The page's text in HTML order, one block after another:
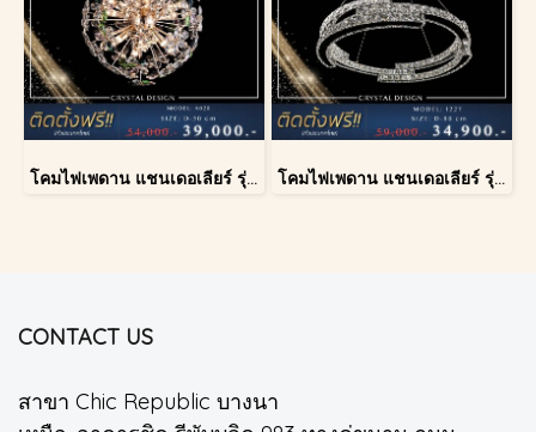
โคมไฟเพดาน แชนเดอเลียร์ รุ่น A028-D40 โคมไฟเพดาน แชนเดอเลียร์ รุ่น 1227
CONTACT US
สาขา Chic Republic บางนา